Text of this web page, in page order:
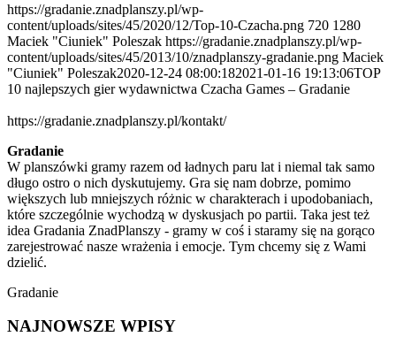
https://gradanie.znadplanszy.pl/wp-
content/uploads/sites/45/2020/12/Top-10-Czacha.png 720 1280
Maciek "Ciuniek" Poleszak https://gradanie.znadplanszy.pl/wp-
content/uploads/sites/45/2013/10/znadplanszy-gradanie.png Maciek
"Ciuniek" Poleszak2020-12-24 08:00:182021-01-16 19:13:06TOP
10 najlepszych gier wydawnictwa Czacha Games – Gradanie
https://gradanie.znadplanszy.pl/kontakt/
Gradanie
W planszówki gramy razem od ładnych paru lat i niemal tak samo
długo ostro o nich dyskutujemy. Gra się nam dobrze, pomimo
większych lub mniejszych różnic w charakterach i upodobaniach,
które szczególnie wychodzą w dyskusjach po partii. Taka jest też
idea Gradania ZnadPlanszy - gramy w coś i staramy się na gorąco
zarejestrować nasze wrażenia i emocje. Tym chcemy się z Wami
dzielić.
Gradanie
NAJNOWSZE WPISY